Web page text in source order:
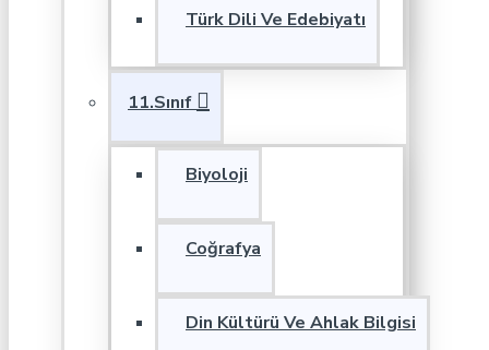
Türk Dili Ve Edebiyatı
11.Sınıf
Biyoloji
Coğrafya
Din Kültürü Ve Ahlak Bilgisi